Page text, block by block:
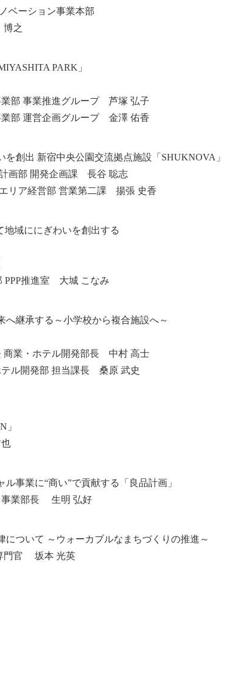
ベーション事業本部
博之
PARK」
部 事業推進グループ 芦塚 弘子
部 運営企画グループ 金澤 佑香
創出 新宿中央公園交流拠点施設「SHUKNOVA」
計画部 開発企画課 長谷 聡志
リア経営部 営業第二課 揚張 史香
地域ににぎわいを創出する
PPP推進室 大城 こなみ
継承する～小学校から複合施設へ～
商業・ホテル開発部長 中村 高士
ル開発部 担当課長 桑原 武史
」
事業に“商い”で貢献する「良品計画」
事業部長 生明 弘好
ついて ～ウォーカブルなまちづくりの推進～
門官 坂本 光英